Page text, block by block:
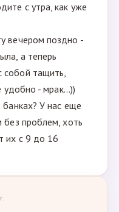
с утра, как уже
вечером поздно -
а теперь
собой тащить,
удобно - мрак...))
У нас еще
без проблем, хоть
их с 9 до 16